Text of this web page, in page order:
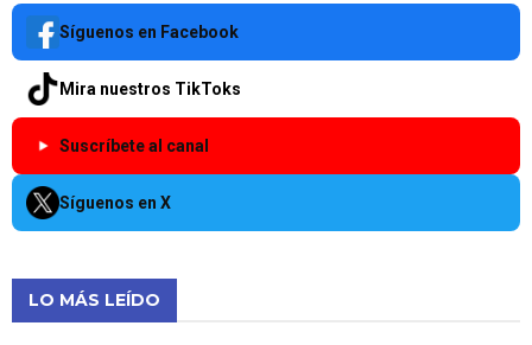
Síguenos en Facebook
Mira nuestros TikToks
Suscríbete al canal
Síguenos en X
LO MÁS LEÍDO